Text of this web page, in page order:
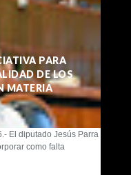
PARA
DE LOS
MATERIA
El diputado Jesús Parra
como falta